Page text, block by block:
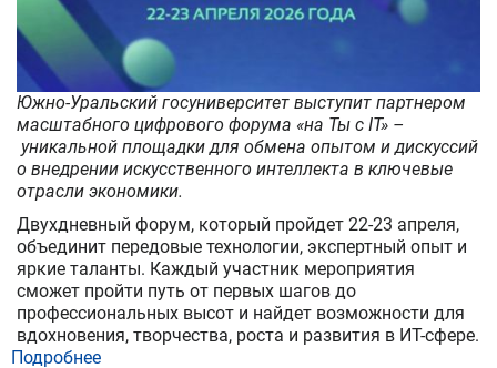
Южно-Уральский госуниверситет выступит партнером
масштабного цифрового форума «на Ты с IT» –
уникальной площадки для обмена опытом и дискуссий
о внедрении искусственного интеллекта в ключевые
отрасли экономики.
Двухдневный форум, который пройдет 22-23 апреля,
объединит передовые технологии, экспертный опыт и
яркие таланты. Каждый участник мероприятия
сможет пройти путь от первых шагов до
профессиональных высот и найдет возможности для
вдохновения, творчества, роста и развития в ИТ-сфере.
Подробнее